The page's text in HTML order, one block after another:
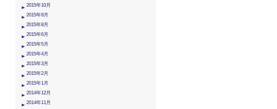
2015年10月
2015年9月
2015年8月
2015年6月
2015年5月
2015年4月
2015年3月
2015年2月
2015年1月
2014年12月
2014年11月